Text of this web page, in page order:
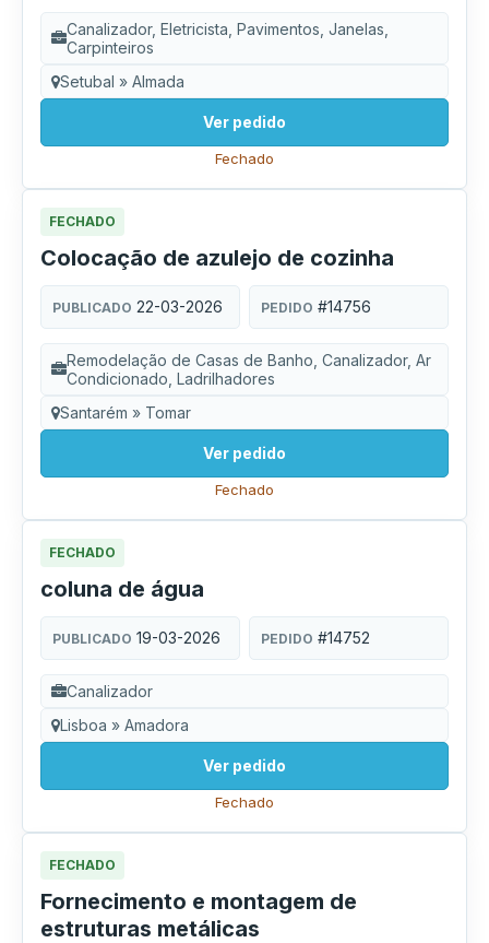
Canalizador, Eletricista, Pavimentos, Janelas,
Carpinteiros
Setubal » Almada
Ver pedido
Fechado
FECHADO
Colocação de azulejo de cozinha
PUBLICADO 22-03-2026 PEDIDO #14756
Remodelação de Casas de Banho, Canalizador, Ar
Condicionado, Ladrilhadores
Santarém » Tomar
Ver pedido
Fechado
FECHADO
coluna de água
PUBLICADO 19-03-2026 PEDIDO #14752
Canalizador
Lisboa » Amadora
Ver pedido
Fechado
FECHADO
Fornecimento e montagem de
estruturas metálicas